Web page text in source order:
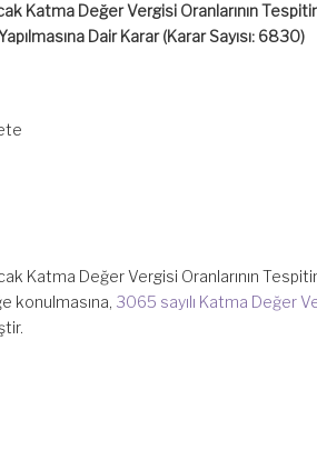
Katma Değer Vergisi Oranlarının
Dair Karar (Karar Sayısı: 6830)
Katma Değer Vergisi Oranlarının
konulmasına, 3065 sayılı Katma Değer